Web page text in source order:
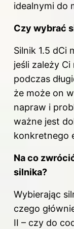
idealnymi do
Czy wybrać
Silnik 1.5 dCi
jeśli zależy
podczas
że może on
napraw i
ważne jest
konkretnego
Na co
silnika?
Wybierając
czego
II – czy do